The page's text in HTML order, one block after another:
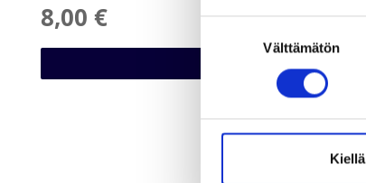
valinta
Välttämätön
Kiellä
8,00 €